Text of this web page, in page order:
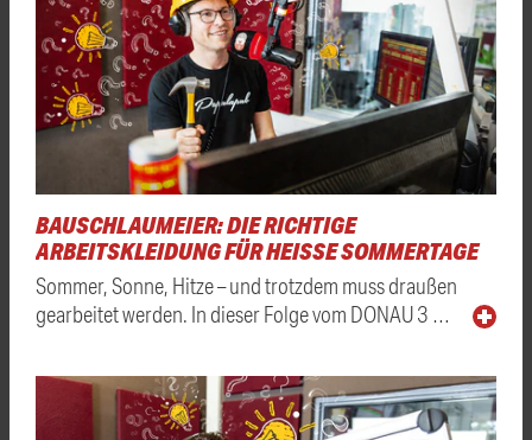
BAUSCHLAUMEIER: DIE RICHTIGE
ARBEITSKLEIDUNG FÜR HEISSE SOMMERTAGE
Sommer, Sonne, Hitze – und trotzdem muss draußen
gearbeitet werden. In dieser Folge vom DONAU 3 …